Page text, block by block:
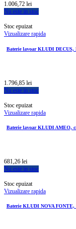
1.006,72 lei
Nu este in stoc
Stoc epuizat
Vizualizare rapida
Baterie lavoar KLUDI DECUS,
1.796,85 lei
Nu este in stoc
Stoc epuizat
Vizualizare rapida
Baterie lavoar KLUDI AMEO,
681,26 lei
Nu este in stoc
Stoc epuizat
Vizualizare rapida
Baterie KLUDI NOVA FONTE,